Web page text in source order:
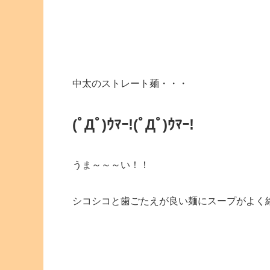
中太のストレート麺・・・
(ﾟДﾟ)ｳﾏｰ!(ﾟДﾟ)ｳﾏｰ!
うま～～～い！！
シコシコと歯ごたえが良い麺にスープがよく